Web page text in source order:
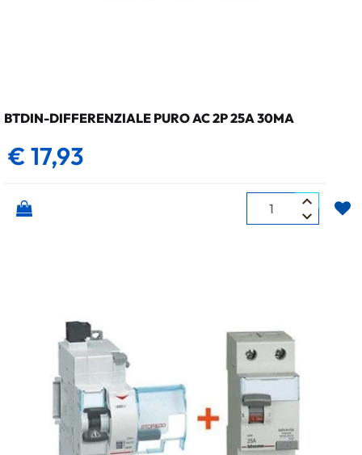
BTDIN-DIFFERENZIALE PURO AC 2P 25A 30MA
€ 17,93
Quantità